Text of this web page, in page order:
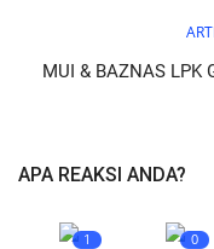
MUI & BAZNAS LPK
APA REAKSI ANDA?
1 0